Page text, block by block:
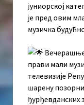
јуниорској
је пред овим
музичка
прави мали
телевизије
шарену
ђурђевданских